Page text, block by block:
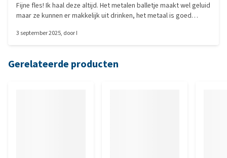
Fijne fles! Ik haal deze altijd. Het metalen balletje maakt wel geluid
maar ze kunnen er makkelijk uit drinken, het metaal is goed
kooi.
3 september 2025, doorI
Gerelateerde producten